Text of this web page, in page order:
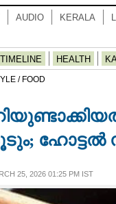
AUDIO KERALA
TIMELINE HEALTH
/ FOOD
ഹോട്ടൽ
25, 2026 01:25 PM IST